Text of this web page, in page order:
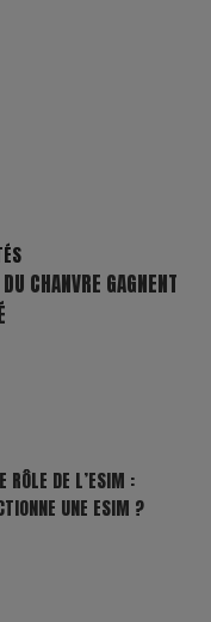
CHANVRE GAGNENT
RÔLE DE L’ESIM :
UNE ESIM ?